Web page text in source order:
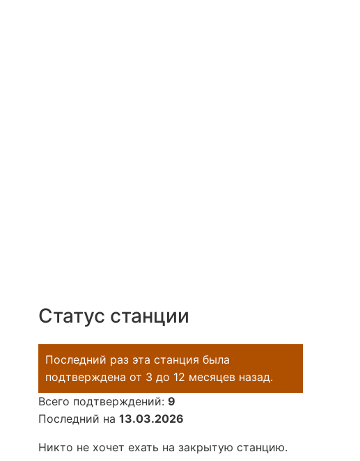
Статус станции
Последний раз эта станция была
подтверждена от 3 до 12 месяцев назад.
Всего подтверждений: 9
Последний на 13.03.2026
Никто не хочет ехать на закрытую станцию.